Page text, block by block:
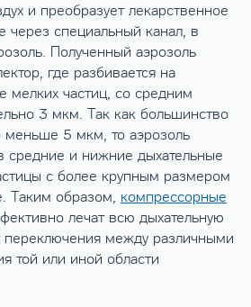
и преобразует лекарственное
через специальный канал, в
Полученный аэрозоль
где разбивается на
частиц, со средним
3 мкм. Так как большинство
меньше 5 мкм, то аэрозоль
средние и нижние дыхательные
с более крупным размером
Таким образом, компрессорные
лечат всю дыхательную
переключения между различными
той или иной области